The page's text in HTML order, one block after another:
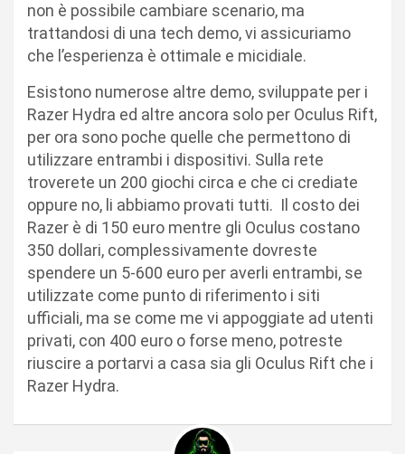
non è possibile cambiare scenario, ma
trattandosi di una tech demo, vi assicuriamo
che l’esperienza è ottimale e micidiale.
Esistono numerose altre demo, sviluppate per i
Razer Hydra ed altre ancora solo per Oculus Rift,
per ora sono poche quelle che permettono di
utilizzare entrambi i dispositivi. Sulla rete
troverete un 200 giochi circa e che ci crediate
oppure no, li abbiamo provati tutti. Il costo dei
Razer è di 150 euro mentre gli Oculus costano
350 dollari, complessivamente dovreste
spendere un 5-600 euro per averli entrambi, se
utilizzate come punto di riferimento i siti
ufficiali, ma se come me vi appoggiate ad utenti
privati, con 400 euro o forse meno, potreste
riuscire a portarvi a casa sia gli Oculus Rift che i
Razer Hydra.